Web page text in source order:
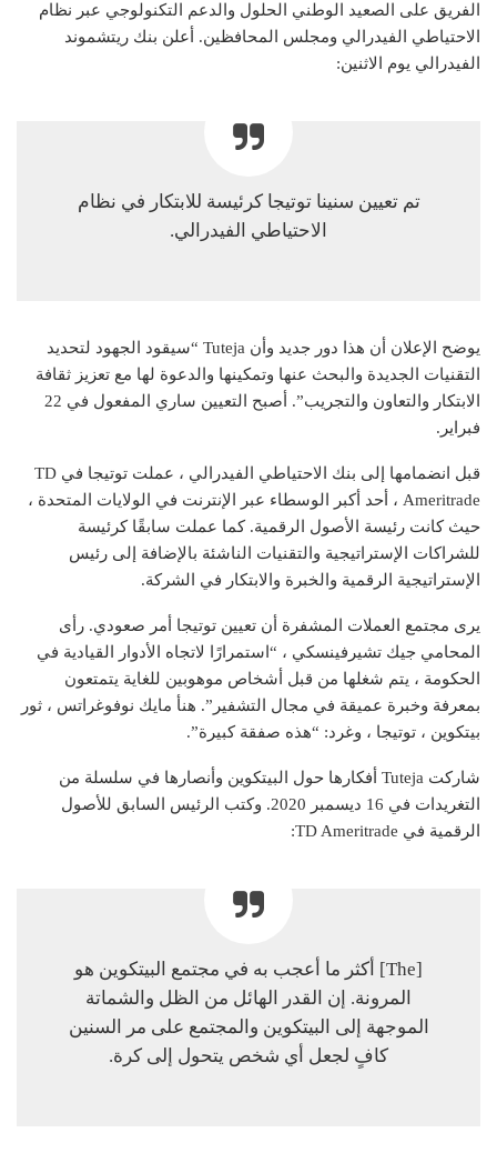
الفريق على الصعيد الوطني الحلول والدعم التكنولوجي عبر نظام
الاحتياطي الفيدرالي ومجلس المحافظين. أعلن بنك ريتشموند
الفيدرالي يوم الاثنين:
تم تعيين سنينا توتيجا كرئيسة للابتكار في نظام
الاحتياطي الفيدرالي.
يوضح الإعلان أن هذا دور جديد وأن Tuteja “سيقود الجهود لتحديد
التقنيات الجديدة والبحث عنها وتمكينها والدعوة لها مع تعزيز ثقافة
الابتكار والتعاون والتجريب”. أصبح التعيين ساري المفعول في 22
فبراير.
قبل انضمامها إلى بنك الاحتياطي الفيدرالي ، عملت توتيجا في TD
Ameritrade ، أحد أكبر الوسطاء عبر الإنترنت في الولايات المتحدة ،
حيث كانت رئيسة الأصول الرقمية. كما عملت سابقًا كرئيسة
للشراكات الإستراتيجية والتقنيات الناشئة بالإضافة إلى رئيس
الإستراتيجية الرقمية والخبرة والابتكار في الشركة.
يرى مجتمع العملات المشفرة أن تعيين توتيجا أمر صعودي. رأى
المحامي جيك تشيرفينسكي ، “استمرارًا لاتجاه الأدوار القيادية في
الحكومة ، يتم شغلها من قبل أشخاص موهوبين للغاية يتمتعون
بمعرفة وخبرة عميقة في مجال التشفير”. هنأ مايك نوفوغراتس ، ثور
بيتكوين ، توتيجا ، وغرد: “هذه صفقة كبيرة”.
شاركت Tuteja أفكارها حول البيتكوين وأنصارها في سلسلة من
التغريدات في 16 ديسمبر 2020. وكتب الرئيس السابق للأصول
الرقمية في TD Ameritrade:
[The] أكثر ما أعجب به في مجتمع البيتكوين هو
المرونة. إن القدر الهائل من الظل والشماتة
الموجهة إلى البيتكوين والمجتمع على مر السنين
كافٍ لجعل أي شخص يتحول إلى كرة.